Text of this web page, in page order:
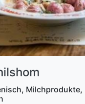
Milchprodukte,